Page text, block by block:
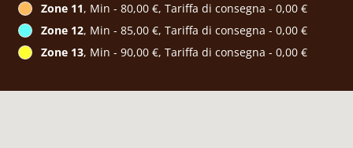
Zone 11, Min - 80,00 €, Tariffa di consegna - 0,00 €
Zone 12, Min - 85,00 €, Tariffa di consegna - 0,00 €
Zone 13, Min - 90,00 €, Tariffa di consegna - 0,00 €